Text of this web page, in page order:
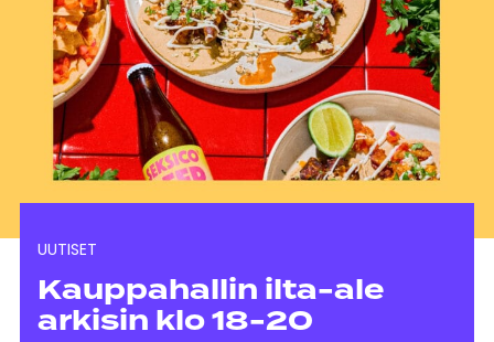
Kauppahallin ilta-ale
arkisin klo 18-20
UUTISET